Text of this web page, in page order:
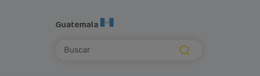
Guatemala